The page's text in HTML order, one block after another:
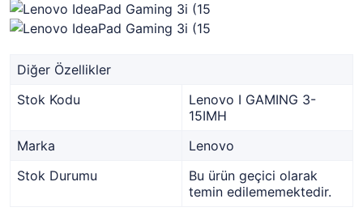
Diğer Özellikler
Stok Kodu
Lenovo I GAMING 3-
15IMH
Marka
Lenovo
Stok Durumu
Bu ürün geçici olarak
temin edilememektedir.